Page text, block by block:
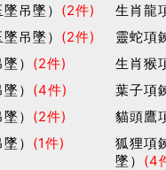
吊墜） (2件)
生肖龍
吊墜） (2件)
靈蛇項
） (2件)
生肖猴
） (4件)
葉子項
） (2件)
貓頭鷹
） (1件)
狐狸項
墜） (4